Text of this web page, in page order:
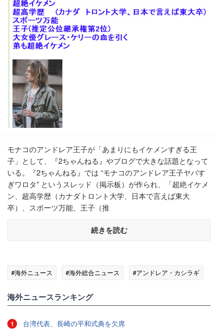
モナコのアンドレア王子が「あまりにもイケメンすぎる王
子」として、『2ちゃんねる』やブログで大きな話題となって
いる。『2ちゃんねる』では “モナコのアンドレア王子ヤバす
ぎワロタ” というスレッド（掲示板）が作られ、「超絶イケメ
ン、超高学歴（カナダトロント大学、日本で言えば東大
卒）、スポーツ万能、王子（推
続きを読む
#海外ニュース #海外総合ニュース #アンドレア・カシラギ
海外ニュースランキング
1 台湾代表、長崎の平和式典を欠席